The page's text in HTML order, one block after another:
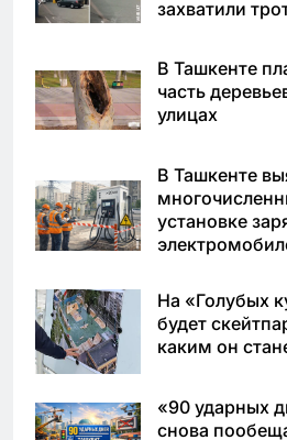
захватили
В Ташкенте
часть
улицах
В Ташкенте
установке
На «Голубых
будет
каким он
«90 ударных
снова